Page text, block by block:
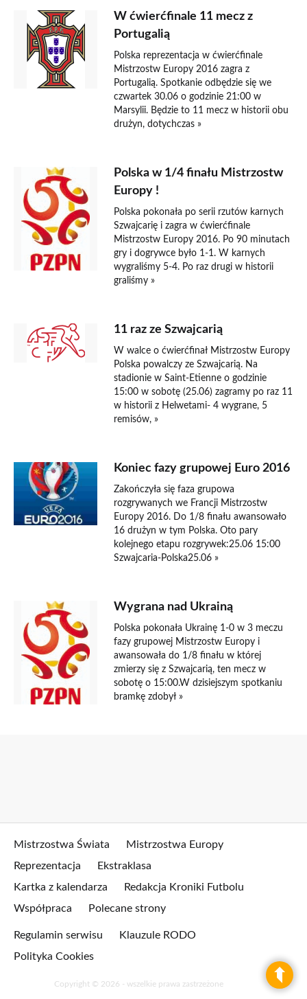
W ćwierćfinale 11 mecz z
Portugalią
Polska reprezentacja w ćwierćfinale
Mistrzostw Europy 2016 zagra z
Portugalią. Spotkanie odbędzie się we
czwartek 30.06 o godzinie 21:00 w
Marsylii. Będzie to 11 mecz w historii obu
drużyn, dotychczas »
Polska w 1/4 finału Mistrzostw
Europy !
Polska pokonała po serii rzutów karnych
Szwajcarię i zagra w ćwierćfinale
Mistrzostw Europy 2016. Po 90 minutach
gry i dogrywce było 1-1. W karnych
wygraliśmy 5-4. Po raz drugi w historii
graliśmy »
11 raz ze Szwajcarią
W walce o ćwierćfinał Mistrzostw Europy
Polska powalczy ze Szwajcarią. Na
stadionie w Saint-Etienne o godzinie
15:00 w sobotę (25.06) zagramy po raz 11
w historii z Helwetami- 4 wygrane, 5
remisów, »
Koniec fazy grupowej Euro 2016
Zakończyła się faza grupowa
rozgrywanych we Francji Mistrzostw
Europy 2016. Do 1/8 finału awansowało
16 drużyn w tym Polska. Oto pary
kolejnego etapu rozgrywek:25.06 15:00
Szwajcaria-Polska25.06 »
Wygrana nad Ukrainą
Polska pokonała Ukrainę 1-0 w 3 meczu
fazy grupowej Mistrzostw Europy i
awansowała do 1/8 finału w której
zmierzy się z Szwajcarią, ten mecz w
sobotę o 15:00.W dzisiejszym spotkaniu
bramkę zdobył »
Mistrzostwa Świata
Mistrzostwa Europy
Reprezentacja
Ekstraklasa
Kartka z kalendarza
Redakcja Kroniki Futbolu
Współpraca
Polecane strony
Regulamin serwisu
Klauzule RODO
Polityka Cookies
Copyright © 2026 - wszelkie prawa zastrzeżone